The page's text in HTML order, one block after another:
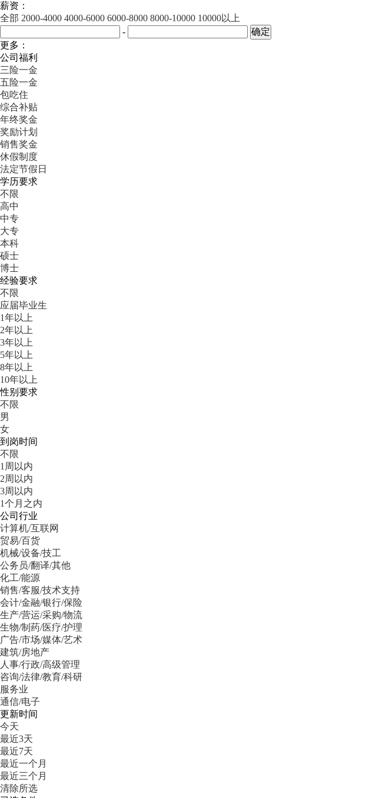
薪资：
全部 2000-4000 4000-6000 6000-8000 8000-10000 10000以上
-
更多：
公司福利
三险一金
五险一金
包吃住
综合补贴
年终奖金
奖励计划
销售奖金
休假制度
法定节假日
学历要求
不限
高中
中专
大专
本科
硕士
博士
经验要求
不限
应届毕业生
1年以上
2年以上
3年以上
5年以上
8年以上
10年以上
性别要求
不限
男
女
到岗时间
不限
1周以内
2周以内
3周以内
1个月之内
公司行业
计算机/互联网
贸易/百货
机械/设备/技工
公务员/翻译/其他
化工/能源
销售/客服/技术支持
会计/金融/银行/保险
生产/营运/采购/物流
生物/制药/医疗/护理
广告/市场/媒体/艺术
建筑/房地产
人事/行政/高级管理
咨询/法律/教育/科研
服务业
通信/电子
更新时间
今天
最近3天
最近7天
最近一个月
最近三个月
清除所选